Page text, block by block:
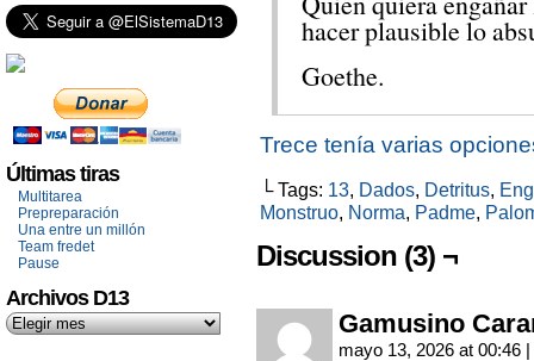
Últimas tiras
Multitarea
Prepreparación
Una entre un millón
Team fredet
Pause
Archivos D13
hacer plausible lo
Goethe.
Trece tenía varias
└ Tags: 13, Dados, Detritus,
Monstruo, Norma, Padme,
Discussion (3) ¬
Gamusino
mayo 13, 2026 at 00:46 |